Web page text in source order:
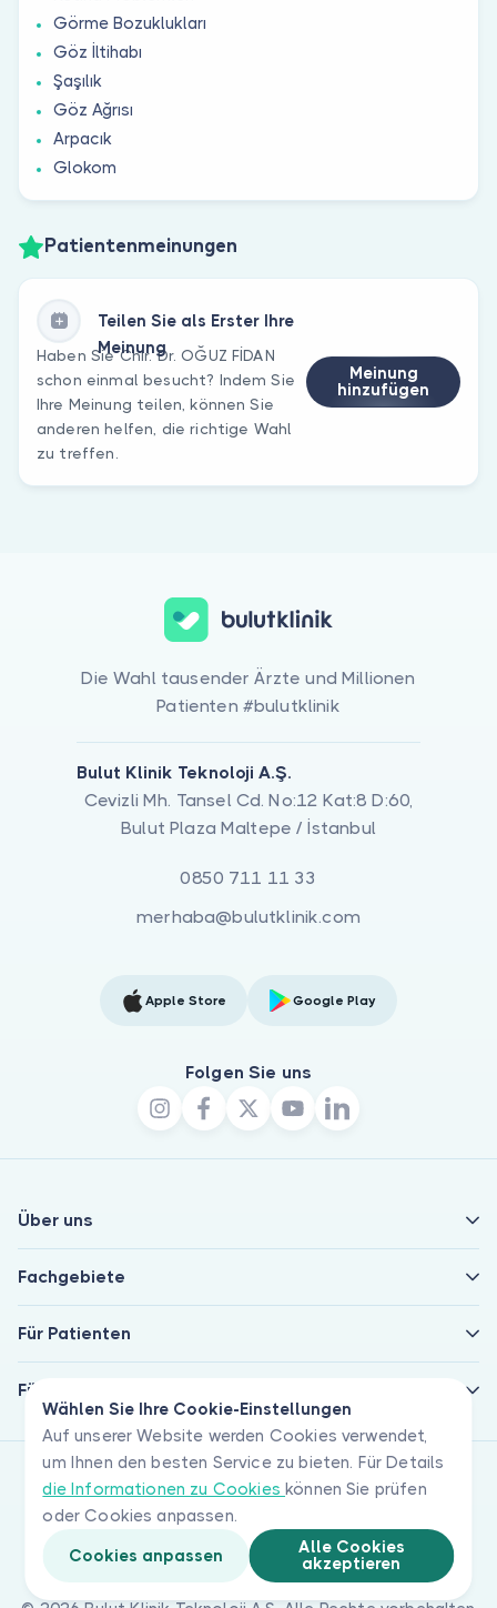
Görme Bozuklukları
Göz İltihabı
Şaşılık
Göz Ağrısı
Arpacık
Glokom
Patientenmeinungen
Teilen Sie als Erster Ihre
Meinung
Haben Sie Chir. Dr. OĞUZ FİDAN
schon einmal besucht? Indem Sie
Ihre Meinung teilen, können Sie
anderen helfen, die richtige Wahl
zu treffen.
Meinung
hinzufügen
Wählen Sie Ihre Cookie-Einstellungen
Auf unserer Website werden Cookies verwendet,
um Ihnen den besten Service zu bieten. Für Details
die Informationen zu Cookieskönnen Sie prüfen
oder Cookies anpassen.
Cookies anpassen
Alle Cookies
akzeptieren
Die Wahl tausender Ärzte und Millionen
Patienten #bulutklinik
Bulut Klinik Teknoloji A.Ş.
Cevizli Mh. Tansel Cd. No:12 Kat:8 D:60,
Bulut Plaza Maltepe / İstanbul
0850 711 11 33
merhaba@bulutklinik.com
Apple Store Google Play
Folgen Sie uns
Über uns
Fachgebiete
Für Patienten
Für Ärzte